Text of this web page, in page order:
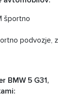
športno
podvozje, z
BMW 5 G31,